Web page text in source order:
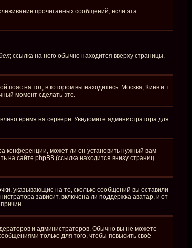
прочитанных сообщений, если эта
; ссылка на него обычно находится вверху страницы.
пояс на тот, в котором вы находитесь: Москва, Киев и т.
момент сделать это.
время на сервере. Уведомите администратора для
конференции, может ли он установить нужный вам
на сайте phpBB (ссылка находится внизу страниц
указывающие на то, сколько сообщений вы оставили
зависит, включена ли поддержка аватар, и от
и администраторов. Обычно вы не можете
только для того, чтобы повысить своё